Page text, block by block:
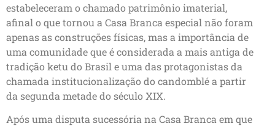
estabeleceram o chamado patrimônio imaterial,
afinal o que tornou a Casa Branca especial não foram
apenas as construções físicas, mas a importância de
uma comunidade que é considerada a mais antiga de
tradição ketu do Brasil e uma das protagonistas da
chamada institucionalização do candomblé a partir
da segunda metade do século XIX.
Após uma disputa sucessória na Casa Branca em que